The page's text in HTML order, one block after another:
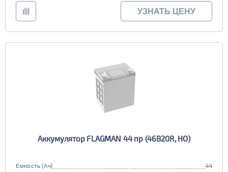
УЗНАТЬ ЦЕНУ
Аккумулятор FLAGMAN 44 пр (46B20R, HO)
Емкость (Ач)
44